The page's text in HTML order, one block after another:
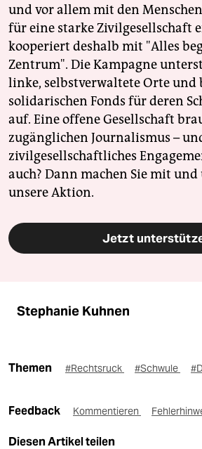
und vor allem mit den
für eine starke Zivilgesellschaft
kooperiert deshalb mit "Alles
Zentrum". Die Kampagne
linke, selbstverwaltete Orte und
solidarischen Fonds für deren
auf. Eine offene Gesellschaft
zugänglichen Journalismus –
zivilgesellschaftliches
auch? Dann machen Sie mit
unsere Aktion.
Jetzt
Stephanie Kuhnen
Themen #Rechtsruck #Schwule
Feedback Kommentieren
Diesen Artikel teilen